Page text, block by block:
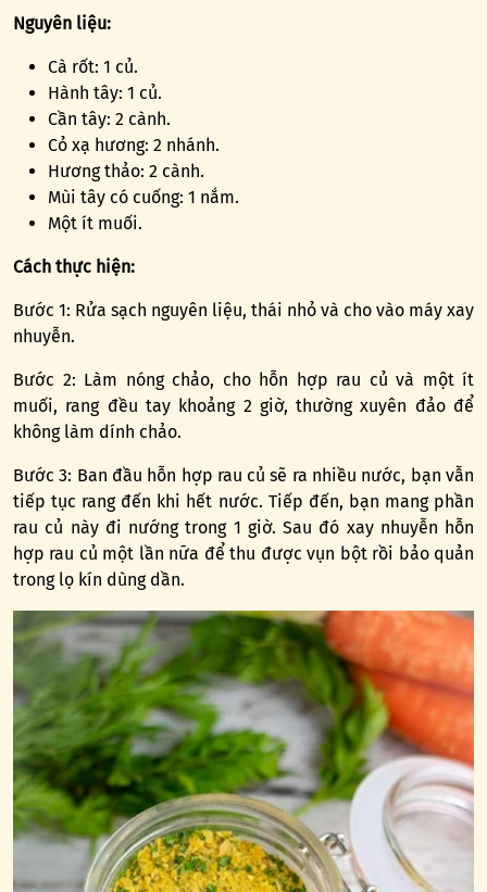
Nguyên liệu:
Cà rốt: 1 củ.
Hành tây: 1 củ.
Cần tây: 2 cành.
Cỏ xạ hương: 2 nhánh.
Hương thảo: 2 cành.
Mùi tây có cuống: 1 nắm.
Một ít muối.
Cách thực hiện:
Bước 1: Rửa sạch nguyên liệu, thái nhỏ và cho vào máy xay
nhuyễn.
Bước 2: Làm nóng chảo, cho hỗn hợp rau củ và một ít
muối, rang đều tay khoảng 2 giờ, thường xuyên đảo để
không làm dính chảo.
Bước 3: Ban đầu hỗn hợp rau củ sẽ ra nhiều nước, bạn vẫn
tiếp tục rang đến khi hết nước. Tiếp đến, bạn mang phần
rau củ này đi nướng trong 1 giờ. Sau đó xay nhuyễn hỗn
hợp rau củ một lần nữa để thu được vụn bột rồi bảo quản
trong lọ kín dùng dần.